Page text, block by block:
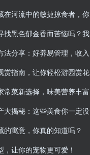
流中的敏捷掠食者，你了解多少？
黑色郁金香而苦恼吗？我来帮你！
分享：好养易管理，收入可观
赏指南，让你轻松游园赏花
常菜新选择，味美营养丰富
揭秘：这些美食你一定没吃过！
的寓意，你真的知道吗？
，让你的宠物更可爱！
流中的敏捷掠食者，你了解多少？
黑色郁金香而苦恼吗？我来帮你！
分享：好养易管理，收入可观
赏指南，让你轻松游园赏花
常菜新选择，味美营养丰富
揭秘：这些美食你一定没吃过！
的寓意，你真的知道吗？
，让你的宠物更可爱！